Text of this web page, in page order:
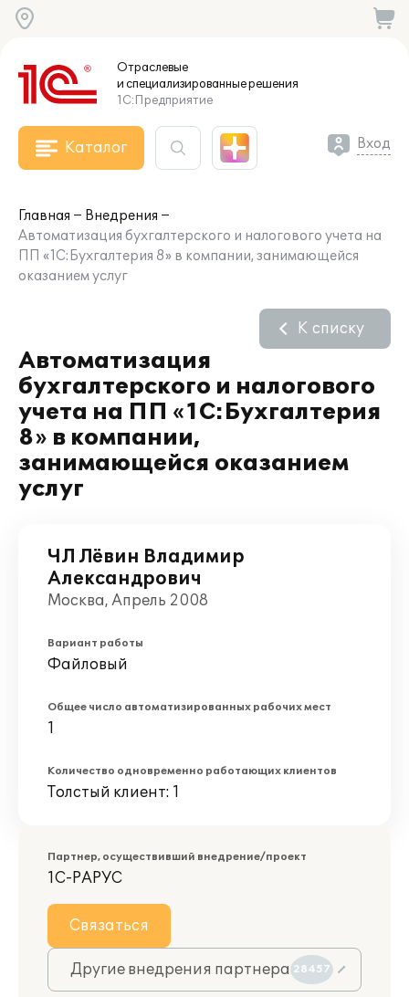
Отраслевые
и специализированныерешения
1С:Предприятие
Каталог Вход
Главная
Внедрения
Автоматизация бухгалтерского и налогового учета на
ПП «1С:Бухгалтерия 8» в компании, занимающейся
оказанием услуг
Автоматизация
бухгалтерского и налогового
учета на ПП «1С:Бухгалтерия
8» в компании,
занимающейся оказанием
услуг
К списку
ЧЛ Лёвин Владимир
Александрович
Москва, Апрель 2008
Вариант работы
Файловый
Общее число автоматизированных рабочих мест
1
Количество одновременно работающих клиентов
Толстый клиент: 1
Партнер, осуществивший внедрение/проект
1С-РАРУС
Связаться
Другие внедрения партнера 28457